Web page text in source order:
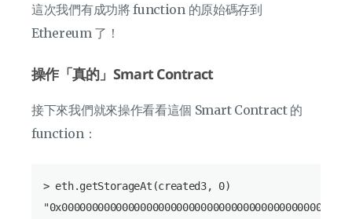
這次我們有成功將 function 的原始碼存到
Ethereum 了！
操作「真的」Smart Contract
接下來我們就來操作看看這個 Smart Contract 的
function：
> eth.getStorageAt(created3, 0)